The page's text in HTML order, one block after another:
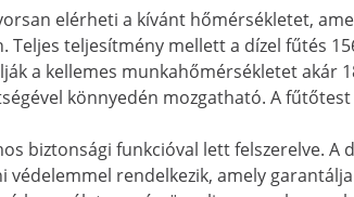
elérheti a kívánt hőmérsékletet,
teljesítmény mellett a dízel fűtés
a kellemes munkahőmérsékletet akár
könnyedén mozgatható. A
biztonsági funkcióval lett felszerelve. A
rendelkezik, amely